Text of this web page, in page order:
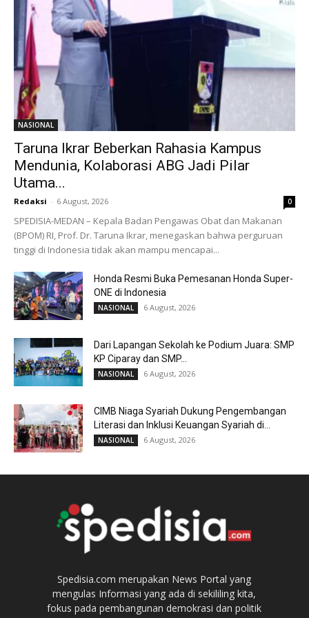
NASIONAL
Taruna Ikrar Beberkan Rahasia Kampus
Mendunia, Kolaborasi ABG Jadi Pilar
Utama...
Redaksi - 6 August, 2026 0
SPEDISIA-MEDAN – Kepala Badan Pengawas Obat dan Makanan
(BPOM) RI, Prof. Dr. Taruna Ikrar, menegaskan bahwa perguruan
tinggi di Indonesia tidak akan mampu mencapai...
Honda Resmi Buka Pemesanan Honda Super-
ONE di Indonesia
NASIONAL 6 August, 2026
Dari Lapangan Sekolah ke Podium Juara: SMP
KP Ciparay dan SMP...
NASIONAL 6 August, 2026
CIMB Niaga Syariah Dukung Pengembangan
Literasi dan Inklusi Keuangan Syariah di...
NASIONAL 6 August, 2026
Spedisia.com merupakan News Portal yang
mengulas Informasi yang ada di sekililing kita,
fokus pada pembangunan demokrasi dan politik